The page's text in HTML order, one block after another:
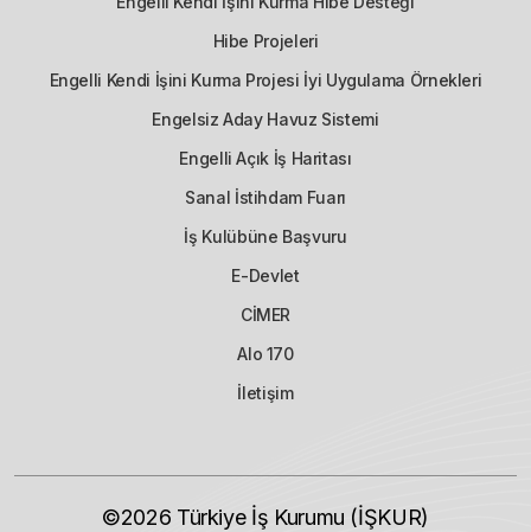
Hibe Projeleri
Engelli Kendi İşini Kurma Projesi İyi Uygulama Örnekleri
Engelsiz Aday Havuz Sistemi
Engelli Açık İş Haritası
Sanal İstihdam Fuarı
İş Kulübüne Başvuru
E-Devlet
CİMER
Alo 170
İletişim
©2026 Türkiye İş Kurumu (İŞKUR)